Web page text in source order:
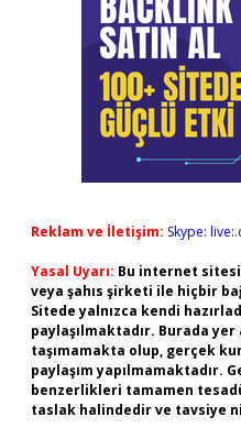
Reklam ve İletişim: Skype:
Yasal Uyarı: Bu internet
veya şahıs şirketi ile hiçbir
Sitede yalnızca kendi
paylaşılmaktadır. Burada
taşımamakta olup, gerçek
paylaşım yapılmamaktadır.
benzerlikleri tamamen
taslak halindedir ve tavsiye